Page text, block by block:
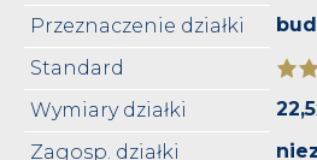
Przeznaczenie działki
Standard
Wymiary działki
Zagosp. działki